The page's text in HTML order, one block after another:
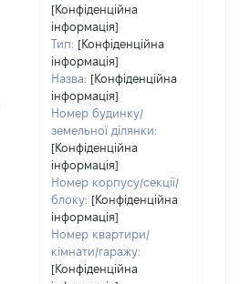
[Конфіденційна
інформація]
Тип: [Конфіденційна
інформація]
Назва: [Конфіденційна
інформація]
Номер будинку/
земельної ділянки:
[Конфіденційна
інформація]
Номер корпусу/секції/
блоку: [Конфіденційна
інформація]
Номер квартири/
кімнати/гаражу:
[Конфіденційна